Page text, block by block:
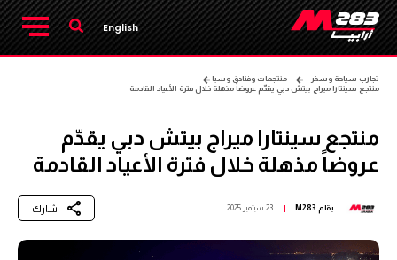
English
تجارب سياحة وسفر
منتجعات وفنادق وسبا
منتجع سينتارا ميراج بيتش دبي يقدّم عروضاً مذهلة خلال فترة الأعياد القادمة
منتجع سينتارا ميراج بيتش دبي يقدّم
عروضاً مذهلة خلال فترة الأعياد القادمة
بقلم M283 23 سبتمبر 2025 شارك